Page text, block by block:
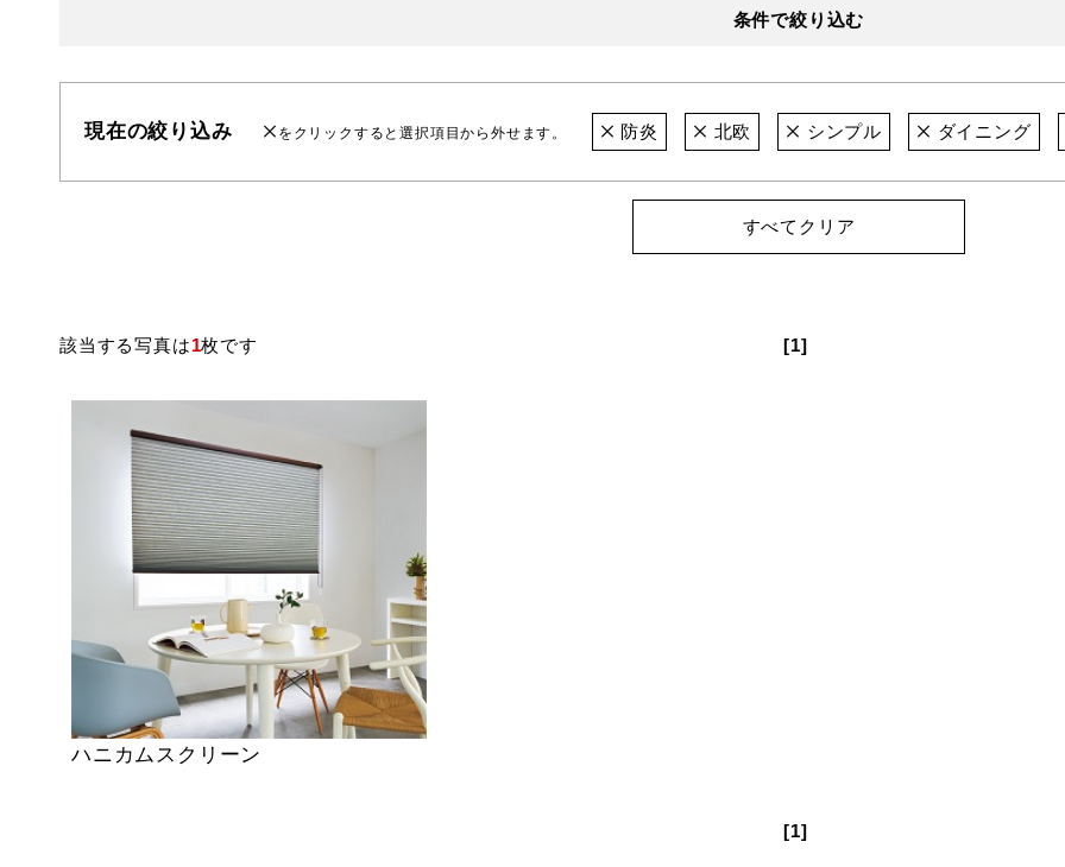
条件で絞り込む
現在の絞り込み をクリックすると選択項目から外せます。 防炎 北欧 シンプル ダイニング
すべてクリア
該当する写真は1枚です [1]
ハニカムスクリーン
[1]